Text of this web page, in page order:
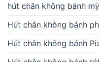
hút chân không bánh mỳ
Hút chân không bánh
Hút chân không bánh